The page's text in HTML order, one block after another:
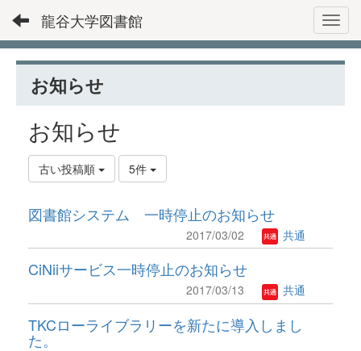
龍谷大学図書館
お知らせ
お知らせ
古い投稿順 5件
図書館システム 一時停止のお知らせ
2017/03/02 共通
CiNiiサービス一時停止のお知らせ
2017/03/13 共通
TKCローライブラリーを新たに導入しまし
た。